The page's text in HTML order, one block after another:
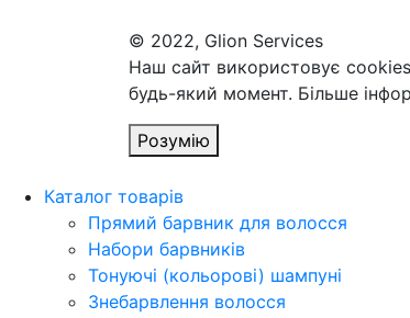
© 2022, Glion Services
Наш сайт використовує
будь-який момент. Більше
Розумію
Каталог товарів
Прямий барвник для волосся
Набори барвників
Тонуючі (кольорові) шампуні
Знебарвлення волосся